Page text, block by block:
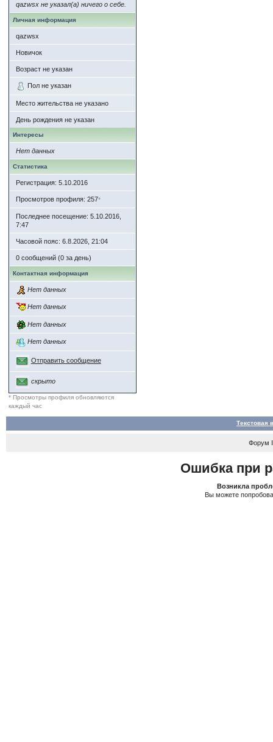
qazwsx не указал(а) ничего о себе.
Личная информация
qazwsx
Новичок
Возраст не указан
Пол не указан
Место жительства не указано
День рождения не указан
Интересы
Нет данных
Статистика
Регистрация: 5.10.2016
Просмотров профиля: 257*
Последнее посещение: 5.10.2016,
7:47
Часовой пояс: 6.8.2026, 21:04
0 сообщений (0 за день)
Контактная информация
Нет данных
Нет данных
Нет данных
Нет данных
Отправить сообщение
скрыто
* Просмотры профиля обновляются
каждый час
Текстовая
Форум
Ошибка при
Возникла
Вы можете